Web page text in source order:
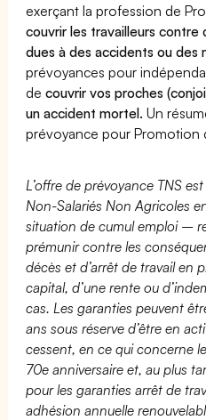
exerçant la profession de
couvrir les travailleurs contre
dues à des accidents ou des
prévoyances pour
decouvrir vos proches
un accident mortel. Un
prévoyance pour Promotion
L’offre de prévoyance TNS
Non-Salariés Non Agricoles
situation de cumul emploi –
prémunir contre les
décès et d’arrêt de travail en
capital, d’une rente ou
cas. Les garanties peuvent
ans sous réserve d’être en
cessent, en ce qui concerne
70e anniversaire et, au plus
pour les garanties arrêt de
adhésion annuelle